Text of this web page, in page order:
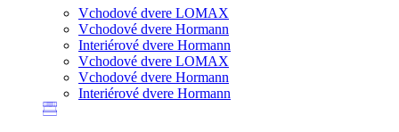
Vchodové dvere LOMAX
Vchodové dvere Hormann
Interiérové dvere Hormann
Vchodové dvere LOMAX
Vchodové dvere Hormann
Interiérové dvere Hormann